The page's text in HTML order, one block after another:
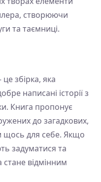
створюючи
та таємниці.
збірка, яка
написані історії з
Книга пропонує
до загадкових,
щось для себе. Якщо
задуматися та
стане відмінним